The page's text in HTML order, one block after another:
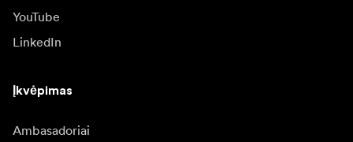
YouTube
LinkedIn
Įkvėpimas
Ambasadoriai